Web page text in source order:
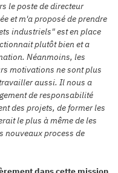
le poste de directeur
et m'a proposé de prendre
industriels" est en place
plutôt bien et a
Néanmoins, les
motivations ne sont plus
aussi. Il nous a
de responsabilité
des projets, de former les
le plus à même de les
nouveaux process de